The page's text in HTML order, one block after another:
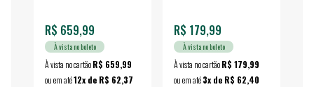
R$ 659,99
À vista no boleto
À vista no cartãoR$ 659,99
ou em até12x de R$ 62,37
R$ 179,99
À vista no boleto
À vista no cartãoR$ 179,99
ou em até3x de R$ 62,40